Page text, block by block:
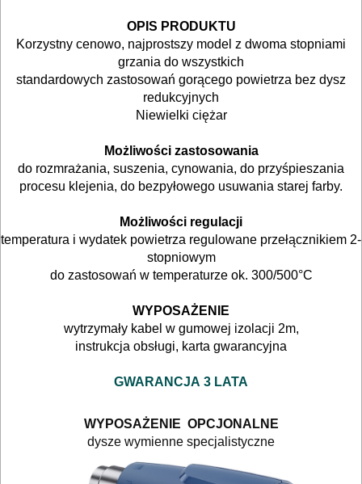
tarczowe
pilarki
zagłębiarki
piły
do
komórkowego
piły
piły
elektryczne
polerki
OPIS PRODUKTU
Korzystny cenowo, najprostszy model z dwoma stopniami
grzania do wszystkich
standardowych zastosowań gorącego powietrza bez dysz
redukcyjnych
Niewielki ciężar
Możliwości zastosowania
do rozmrażania, suszenia, cynowania, do przyśpieszania
procesu klejenia, do bezpyłowego usuwania starej farby.
Możliwości regulacji
temperatura i wydatek powietrza regulowane przełącznikiem 2-
stopniowym
do zastosowań w temperaturze ok. 300/500°C
WYPOSAŻENIE
wytrzymały kabel w gumowej izolacji 2m,
instrukcja obsługi, karta gwarancyjna
GWARANCJA 3 LATA
WYPOSAŻENIE OPCJONALNE
dysze wymienne specjalistyczne